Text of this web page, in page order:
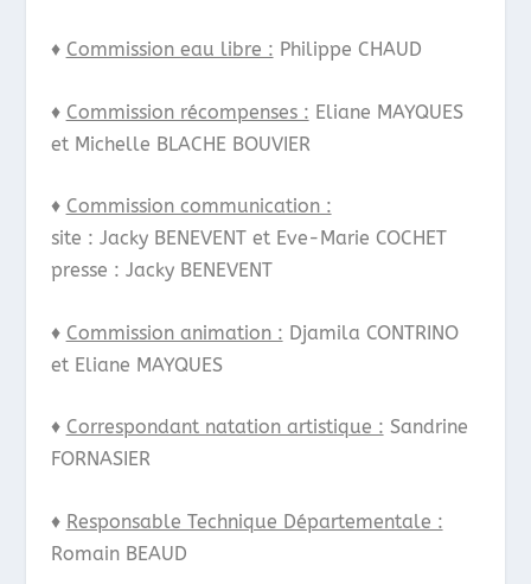
♦ Commission eau libre : Philippe CHAUD
♦ Commission récompenses : Eliane MAYQUES
et Michelle BLACHE BOUVIER
♦ Commission communication :
site : Jacky BENEVENT et Eve-Marie COCHET
presse : Jacky BENEVENT
♦ Commission animation : Djamila CONTRINO
et Eliane MAYQUES
♦ Correspondant natation artistique : Sandrine
FORNASIER
♦ Responsable Technique Départementale :
Romain BEAUD